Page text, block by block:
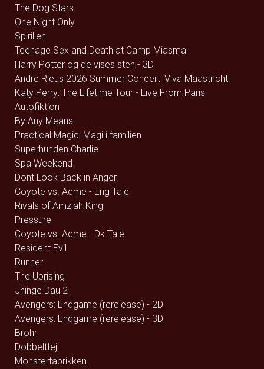
The Dog Stars
One Night Only
Spirillen
Teenage Sex and Death at Camp Miasma
Harry Potter og de vises sten - 3D
Andre Rieus 2026 Summer Concert: Viva Maastricht!
Katy Perry: The Lifetime Tour - Live From Paris
Autofiktion
By Any Means
Practical Magic: Magi i familien
Superhunden Charlie
Spa Weekend
Dont Look Back in Anger
Coyote vs. Acme - Eng Tale
Rivals of Amziah King
Pressure
Coyote vs. Acme - Dk Tale
Resident Evil
Runner
The Uprising
Jhinge Dau 2
Avengers: Endgame (rerelease) - 2D
Avengers: Endgame (rerelease) - 3D
Brohr
Dobbeltfejl
Monsterfabrikken